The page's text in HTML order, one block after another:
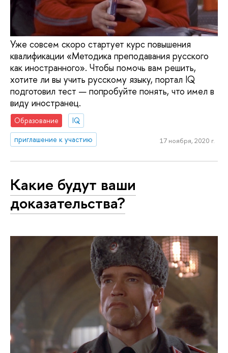
Уже совсем скоро стартует курс повышения
квалификации «Методика преподавания русского
как иностранного». Чтобы помочь вам решить,
хотите ли вы учить русскому языку, портал IQ
подготовил тест — попробуйте понять, что имел в
виду иностранец.
Образование
IQ
приглашение к участию
17 ноября, 2020 г.
Какие будут ваши
доказательства?